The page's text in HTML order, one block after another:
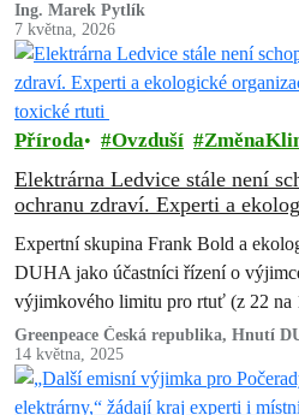
Ing. Marek Pytlík
7 května, 2026
Příroda Ovzduší
Elektrárna Ledvice stále není
ochranu zdraví. Experti a
omezení úniku toxické rtuti
Expertní skupina Frank Bold a
DUHA jako účastníci řízení o
výjimkového limitu pro rtuť (z 22 na
výjimky pouze do konce června
provozovatelem požadovaného
Greenpeace Česká republika, Hnutí
14 května, 2025